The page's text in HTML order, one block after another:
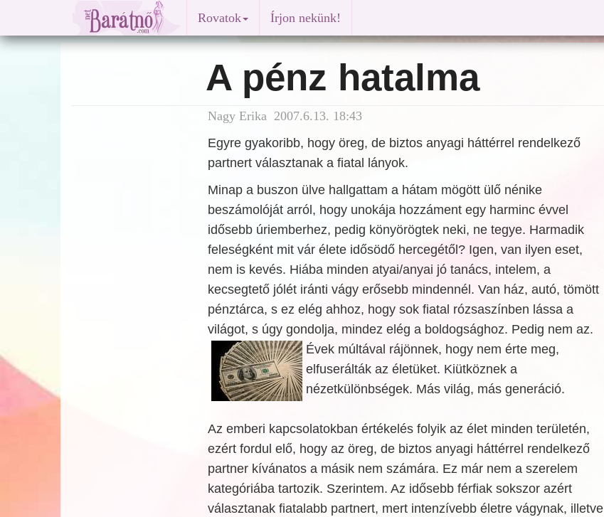
Rovatok Írjon nekünk!
A pénz hatalma
Nagy Erika 2007.6.13. 18:43
Egyre gyakoribb, hogy öreg, de biztos anyagi háttérrel rendelkező
partnert választanak a fiatal lányok.
Minap a buszon ülve hallgattam a hátam mögött ülő nénike
beszámolóját arról, hogy unokája hozzáment egy harminc évvel
idősebb úriemberhez, pedig könyörögtek neki, ne tegye. Harmadik
feleségként mit vár élete idősödő hercegétől? Igen, van ilyen eset,
nem is kevés. Hiába minden atyai/anyai jó tanács, intelem, a
kecsegtető jólét iránti vágy erősebb mindennél. Van ház, autó, tömött
pénztárca, s ez elég ahhoz, hogy sok fiatal rózsaszínben lássa a
világot, s úgy gondolja, mindez elég a boldogsághoz. Pedig nem az.
Évek múltával rájönnek, hogy nem érte meg,
elfuserálták az életüket. Kiütköznek a
nézetkülönbségek. Más világ, más generáció.
Az emberi kapcsolatokban értékelés folyik az élet minden területén,
ezért fordul elő, hogy az öreg, de biztos anyagi háttérrel rendelkező
partner kívánatos a másik nem számára. Ez már nem a szerelem
kategóriába tartozik. Szerintem. Az idősebb férfiak sokszor azért
választanak fiatalabb partnert, mert intenzívebb életre vágynak, illetve